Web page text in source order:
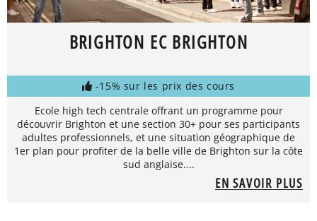
BRIGHTON EC BRIGHTON
-15% sur les prix des cours
Ecole high tech centrale offrant un programme pour
découvrir Brighton et une section 30+ pour ses participants
adultes professionnels, et une situation géographique de
1er plan pour profiter de la belle ville de Brighton sur la côte
sud anglaise....
EN SAVOIR PLUS